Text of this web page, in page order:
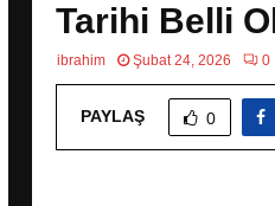
Tarihi Belli
ibrahim Şubat 24, 2026 0
PAYLAŞ 0